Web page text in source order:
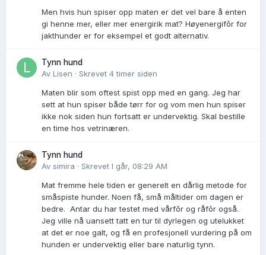
Men hvis hun spiser opp maten er det vel bare å enten
gi henne mer, eller mer energirik mat? Høyenergifôr for
jakthunder er for eksempel et godt alternativ.
Tynn hund
Av Lisen · Skrevet 4 timer siden
Maten blir som oftest spist opp med en gang. Jeg har
sett at hun spiser både tørr for og vom men hun spiser
ikke nok siden hun fortsatt er undervektig. Skal bestille
en time hos vetrinæren.
Tynn hund
Av simira · Skrevet I går, 08:29 AM
Mat fremme hele tiden er generelt en dårlig metode for
småspiste hunder. Noen få, små måltider om dagen er
bedre. Antar du har testet med vårfôr og råfôr også.
Jeg ville nå uansett tatt en tur til dyrlegen og utelukket
at det er noe galt, og få en profesjonell vurdering på om
hunden er undervektig eller bare naturlig tynn.